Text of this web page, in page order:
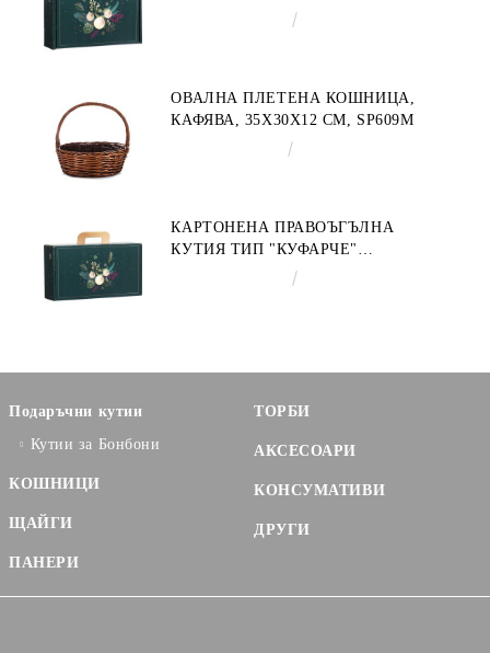
ENCHANTED NATURE, ЗЕЛЕНО/
ОВАЛНА ПЛЕТЕНА КОШНИЦА,
КАФЯВА, 35X30X12 СМ, SP609M
КАРТОНЕНА ПРАВОЪГЪЛНА
КУТИЯ ТИП "КУФАРЧЕ"
ENCHANTED NATURE, ЗЕЛЕНО/
Подаръчни кутии
Кутии за Бонбони
КОШНИЦИ
ЩАЙГИ
ПАНЕРИ
ТОРБИ
АКСЕСОАРИ
КОНСУМАТИВИ
ДРУГИ